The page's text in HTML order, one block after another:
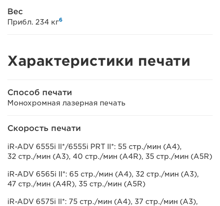
Вес
Прибл. 234 кг6
Характеристики печати
Способ печати
Монохромная лазерная печать
Скорость печати
iR-ADV 6555i II*/6555i PRT II*: 55 стр./мин (A4),
32 стр./мин (A3), 40 стр./мин (A4R), 35 стр./мин (A5R)
iR-ADV 6565i II*: 65 стр./мин (A4), 32 стр./мин (A3),
47 стр./мин (A4R), 35 стр./мин (A5R)
iR-ADV 6575i II*: 75 стр./мин (A4), 37 стр./мин (A3),